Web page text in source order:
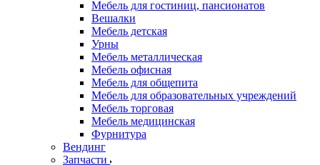
Мебель для гостиниц, пансионатов
Вешалки
Мебель детская
Урны
Мебель металлическая
Мебель офисная
Мебель для общепита
Мебель для образовательных учреждений
Мебель торговая
Мебель медицинская
Фурнитура
Вендинг
Запчасти